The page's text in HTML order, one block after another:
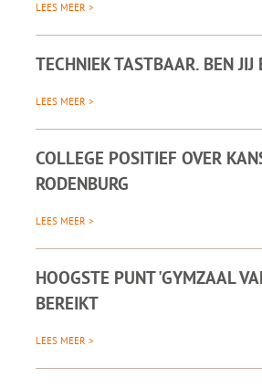
LEES MEER >
TECHNIEK TASTBAAR. BEN JIJ
LEES MEER >
COLLEGE POSITIEF OVER
RODENBURG
LEES MEER >
HOOGSTE PUNT 'GYMZAAL
BEREIKT
LEES MEER >